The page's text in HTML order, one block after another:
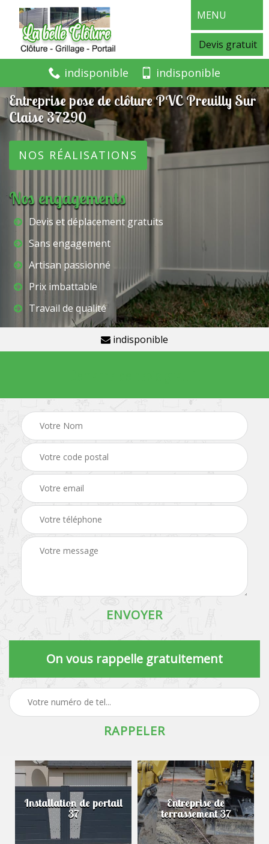
MENU
Devis gratuit
indisponible indisponible
Entreprise pose de clôture PVC Preuilly Sur
Claise 37290
NOS RÉALISATIONS
Nos engagements
Devis et déplacement gratuits
Sans engagement
Artisan passionné
Prix imbattable
Travail de qualité
indisponible
On vous rappelle gratuitement
Installation de portail
37
Entreprise de
terrassement 37